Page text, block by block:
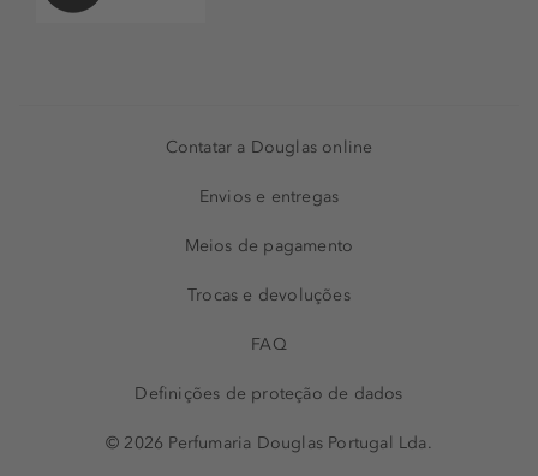
Contatar a Douglas online
Envios e entregas
Meios de pagamento
Trocas e devoluções
FAQ
Definições de proteção de dados
© 2026 Perfumaria Douglas Portugal Lda.